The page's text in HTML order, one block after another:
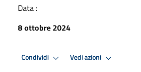
Data :
8 ottobre 2024
Condividi Vedi azioni